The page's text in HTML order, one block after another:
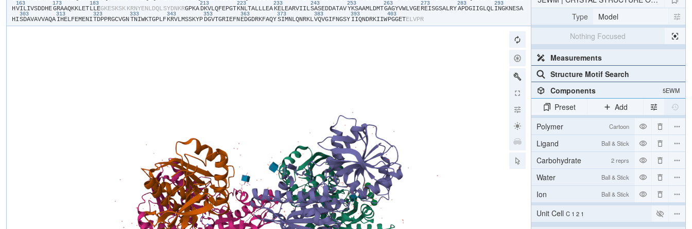
H​
163
​V​​I​​L​​I​​V​​S​​D​​D​​H​​E​
173
​G​​R​​A​​A​​Q​​K​​K​​L​​E​​T​
183
​L​​L​​E​​G​​K​​E​​S​​K​​S​​K​ ​K​​R​​N​​Y​​E​​N​​L​​D​​Q​​L​​S​​Y​​D​​N​​K​​R​​G​​P​​K​​A​
213
​D​​K​​V​​L​​Q​​F​​E​​P​​G​​T​
223
​K​​N​​L​​T​​A​​L​​L​​L​​E​​A​
233
​K​​E​​L​​E​​A​​R​​V​​I​​I​​L​
243
​S​​A​​S​​E​​D​​D​​A​​T​​A​​V​
253
​Y​​K​​S​​A​​A​​M​​L​​D​​M​​T​
263
​G​​A​​G​​Y​​V​​W​​L​​V​​G​​E​
273
​R​​E​​I​​S​​G​​S​​A​​L​​R​​Y​
283
​A​​P​​D​​G​​I​​I​​G​​L​​Q​​L​
293
​I​​N​​G​​K​​N​​E​​S​​A​
H​​I​
303
​S​​D​​A​​V​​A​​V​​V​​A​​Q​​A​
313
​I​​H​​E​​L​​F​​E​​M​​E​​N​​I​
323
​T​​D​​P​​P​​R​​G​​C​​V​​G​​N​
333
​T​​N​​I​​W​​K​​T​​G​​P​​L​​F​
343
​K​​R​​V​​L​​M​​S​​S​​K​​Y​​P​
353
​D​​G​​V​​T​​G​​R​​I​​E​​F​​N​
363
​E​​D​​G​​D​​R​​K​​F​​A​​Q​​Y​
373
​S​​I​​M​​N​​L​​Q​​N​​R​​K​​L​
383
​V​​Q​​V​​G​​I​​F​​N​​G​​S​​Y​
393
​I​​I​​Q​​N​​D​​R​​K​​I​​I​​W​
403
​P​​G​​G​​E​​T​​E​​L​​V​​P​​R​
Type
Model
Nothing Focused
Measurements
Structure Motif Search
Components
5EWM
Preset
Add
Polymer
Cartoon
Ligand Ball & Stick
Carbohydrate 2 reprs
Water Ball & Stick
Ion Ball & Stick
Unit Cell C 1 2 1